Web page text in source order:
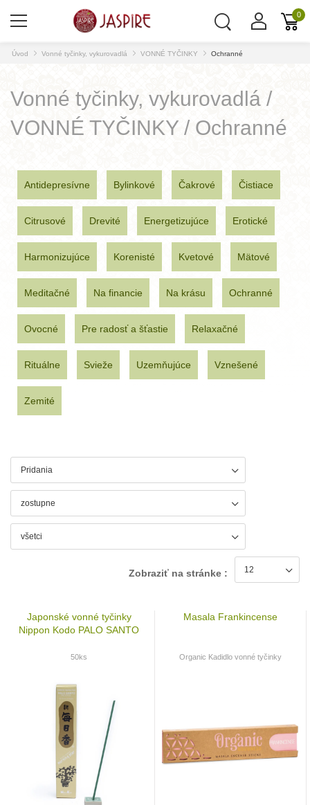
0
Úvod Vonné tyčinky, vykurovadlá VONNÉ TYČINKY Ochranné
Vonné tyčinky, vykurovadlá /
VONNÉ TYČINKY / Ochranné
Antidepresívne Bylinkové Čakrové Čistiace
Citrusové Drevité Energetizujúce Erotické
Harmonizujúce Korenisté Kvetové Mätové
Meditačné Na financie Na krásu Ochranné
Ovocné Pre radosť a šťastie Relaxačné
Rituálne Svieže Uzemňujúce Vznešené
Zemité
Zobraziť na stránke :
Japonské vonné tyčinky
Nippon Kodo PALO SANTO
50ks
Masala Frankincense
Organic Kadidlo vonné tyčinky